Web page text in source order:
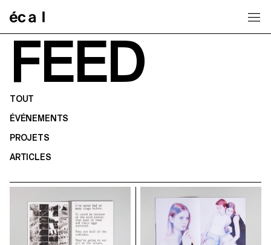
FEED
TOUT
ÉVÉNEMENTS
PROJETS
ARTICLES